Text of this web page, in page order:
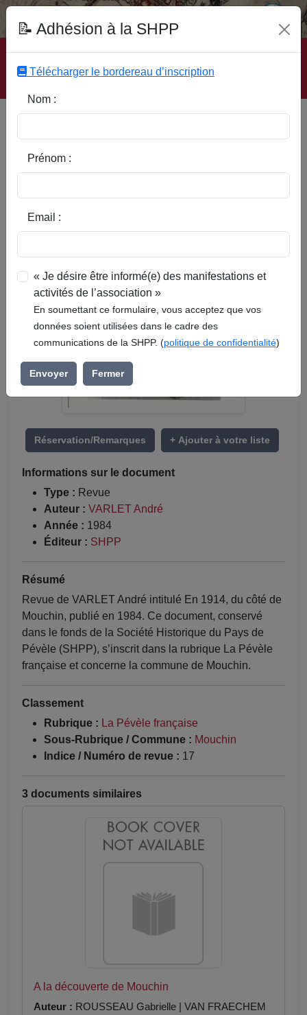
Accueil | Site SHPP | Auteurs | Editeurs | Rubriques |
Sous-Rubriques | Mots-Clefs | Contact
Réservation/Remarques + Ajouter à votre liste
Informations sur le document
Type : Revue
Auteur : VARLET André
Année : 1984
Éditeur : SHPP
Résumé
Revue de VARLET André intitulé En 1914, du côté de
Mouchin, publié en 1984. Ce document, conservé
dans le fonds de la Société Historique du Pays de
Pévèle (SHPP), s’inscrit dans la rubrique La Pévèle
française et concerne la commune de Mouchin.
Classement
Rubrique : La Pévèle française
Sous-Rubrique / Commune : Mouchin
Indice / Numéro de revue : 17
3 documents similaires
A la découverte de Mouchin
Auteur : ROUSSEAU Gabrielle | VAN FRAECHEM
📝 Adhésion à la SHPP
Télécharger le bordereau d’inscription
Nom :
Prénom :
Email :
« Je désire être informé(e) des manifestations et
activités de l’association »
En soumettant ce formulaire, vous acceptez que vos
données soient utilisées dans le cadre des
communications de la SHPP. (politique de confidentialité)
Envoyer Fermer